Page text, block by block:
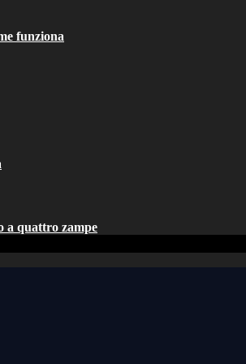
funziona
a quattro zampe